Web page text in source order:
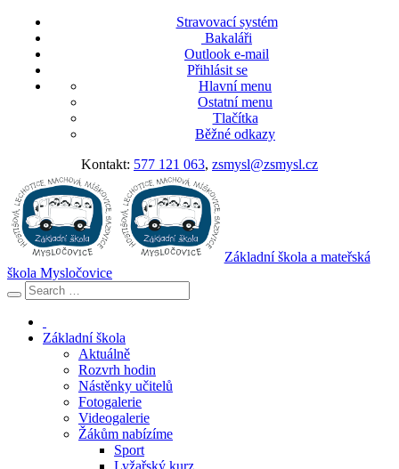
Stravovací systém
Bakaláři
Outlook e-mail
Přihlásit se
Hlavní menu
Ostatní menu
Tlačítka
Běžné odkazy
Kontakt: 577 121 063, zsmysl@zsmysl.cz
Základní škola a mateřská
škola Mysločovice
Základní škola
Aktuálně
Rozvrh hodin
Nástěnky učitelů
Fotogalerie
Videogalerie
Žákům nabízíme
Sport
Lyžařský kurz